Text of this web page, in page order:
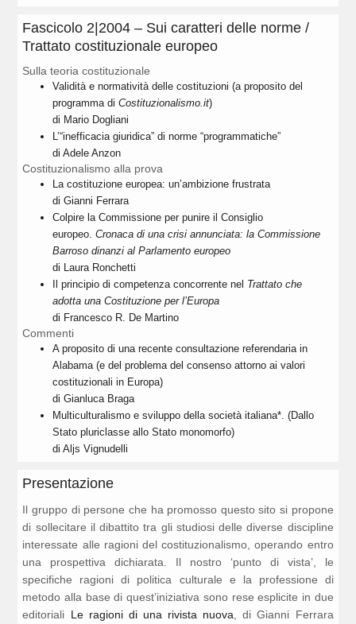
Fascicolo 2|2004 – Sui caratteri delle norme /
Trattato costituzionale europeo
Sulla teoria costituzionale
Validità e normatività delle costituzioni (a proposito del
programma di Costituzionalismo.it)
di Mario Dogliani
L’“inefficacia giuridica” di norme “programmatiche”
di Adele Anzon
Costituzionalismo alla prova
La costituzione europea: un’ambizione frustrata
di Gianni Ferrara
Colpire la Commissione per punire il Consiglio
europeo. Cronaca di una crisi annunciata: la Commissione
Barroso dinanzi al Parlamento europeo
di Laura Ronchetti
Il principio di competenza concorrente nel Trattato che
adotta una Costituzione per l’Europa
di Francesco R. De Martino
Commenti
A proposito di una recente consultazione referendaria in
Alabama (e del problema del consenso attorno ai valori
costituzionali in Europa)
di Gianluca Braga
Multiculturalismo e sviluppo della società italiana*. (Dallo
Stato pluriclasse allo Stato monomorfo)
di Aljs Vignudelli
Presentazione
Il gruppo di persone che ha promosso questo sito si propone
di sollecitare il dibattito tra gli studiosi delle diverse discipline
interessate alle ragioni del costituzionalismo, operando entro
una prospettiva dichiarata. Il nostro ‘punto di vista’, le
specifiche ragioni di politica culturale e la professione di
metodo alla base di quest’iniziativa sono rese esplicite in due
editoriali Le ragioni di una rivista nuova , di Gianni Ferrara